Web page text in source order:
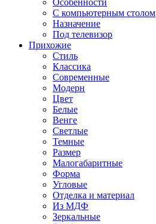
Особенности
С компьютерным столом
Назначение
Под телевизор
Прихожие
Стиль
Классика
Современные
Модерн
Цвет
Белые
Венге
Светлые
Темные
Размер
Малогабаритные
Форма
Угловые
Отделка и материал
Из МДФ
Зеркальные